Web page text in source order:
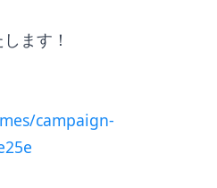
ます！
campaign-